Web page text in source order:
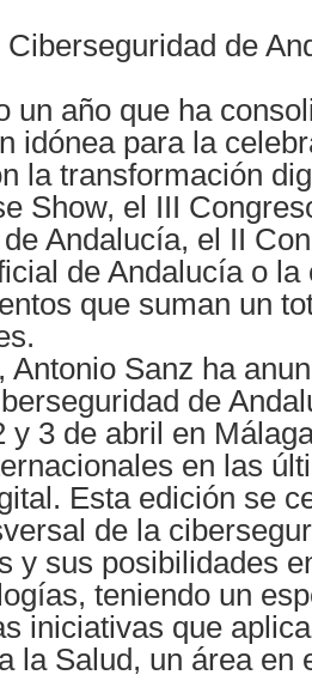
de
un año que ha
idónea para la
la transformación
Show, el III
Andalucía, el II
de Andalucía o la
que suman un
Antonio Sanz ha
de
y 3 de abril en
en las
Esta edición se
de la
y sus posibilidades
teniendo un
iniciativas que
la Salud, un área en